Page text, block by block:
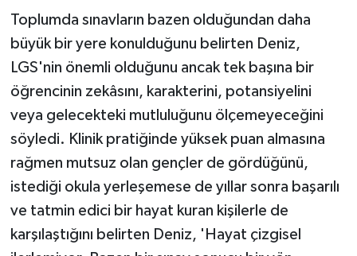
Toplumda sınavların bazen olduğundan daha
büyük bir yere konulduğunu belirten Deniz,
LGS'nin önemli olduğunu ancak tek başına bir
öğrencinin zekâsını, karakterini, potansiyelini
veya gelecekteki mutluluğunu ölçemeyeceğini
söyledi. Klinik pratiğinde yüksek puan almasına
rağmen mutsuz olan gençler de gördüğünü,
istediği okula yerleşemese de yıllar sonra başarılı
ve tatmin edici bir hayat kuran kişilerle de
karşılaştığını belirten Deniz, 'Hayat çizgisel